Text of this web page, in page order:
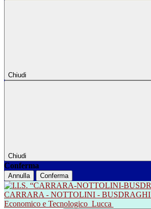
Chiudi
Chiudi
Conferma
Annulla Conferma
CARRARA - NOTTOLINI - BUSDRAGHI
Economico e Tecnologico Lucca